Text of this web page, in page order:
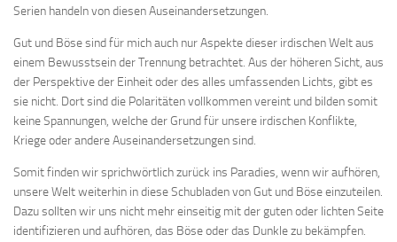
Serien handeln von diesen Auseinandersetzungen.
Gut und Böse sind für mich auch nur Aspekte dieser irdischen Welt aus
einem Bewusstsein der Trennung betrachtet. Aus der höheren Sicht, aus
der Perspektive der Einheit oder des alles umfassenden Lichts, gibt es
sie nicht. Dort sind die Polaritäten vollkommen vereint und bilden somit
keine Spannungen, welche der Grund für unsere irdischen Konflikte,
Kriege oder andere Auseinandersetzungen sind.
Somit finden wir sprichwörtlich zurück ins Paradies, wenn wir aufhören,
unsere Welt weiterhin in diese Schubladen von Gut und Böse einzuteilen.
Dazu sollten wir uns nicht mehr einseitig mit der guten oder lichten Seite
identifizieren und aufhören, das Böse oder das Dunkle zu bekämpfen.